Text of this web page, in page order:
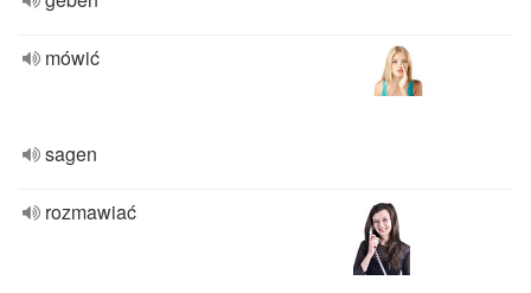
mówić
sagen
rozmawiać